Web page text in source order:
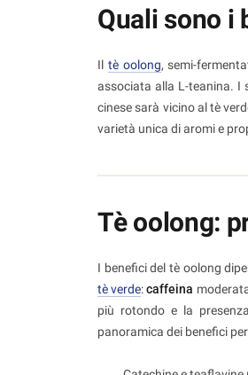
Quali sono i
Il tè oolong, semi-
associata alla L-teanina. I
cinese sarà vicino al tè
varietà unica di aromi e
Tè oolong:
I benefici del tè oolong
tè verde:caffeina
più rotondo e la
panoramica dei benefici